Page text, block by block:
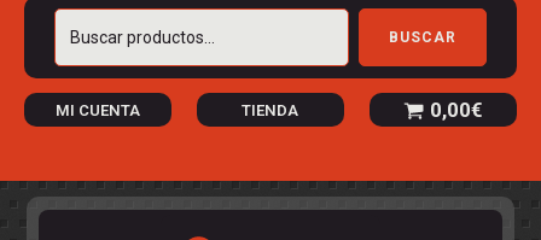
Buscar
BUSCAR
MI CUENTA TIENDA 0,00€